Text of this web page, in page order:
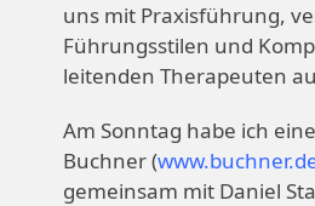
uns mit Praxisführung,
Führungsstilen und
leitenden Therapeuten
Am Sonntag habe ich
Buchner (
gemeinsam mit Daniel